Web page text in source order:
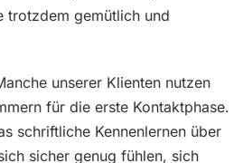
trotzdem gemütlich und
unserer Klienten nutzen
für die erste Kontaktphase.
schriftliche Kennenlernen über
sicher genug fühlen, sich